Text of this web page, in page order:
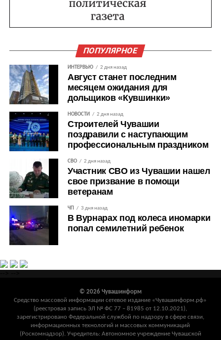
ПОПУЛЯРНОЕ
ИНТЕРВЬЮ 2 дня назад
Август станет последним
месяцем ожидания для
дольщиков «Кувшинки»
НОВОСТИ 2 дня назад
Строителей Чувашии
поздравили с наступающим
профессиональным праздником
СВО 2 дня назад
Участник СВО из Чувашии нашел
свое призвание в помощи
ветеранам
ЧП 3 дня назад
В Вурнарах под колеса иномарки
попал семилетний ребенок
© 2026 Чувашинформ
Средство массовой информации сетевое издание «Чувашинформ.рф»
(реестровая запись ЭЛ № ФС 77 – 81985 от 12.10.2021),
зарегистрировано Федеральной службой по надзору в сфере связи,
информационных технологий и массовых коммуникаций
(Роскомнадзор). Учредитель: Автономное учреждение Чувашской